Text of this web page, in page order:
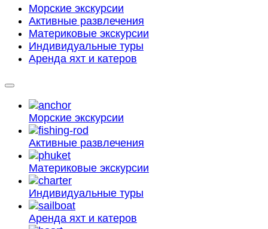
Морские экскурсии
Активные развлечения
Материковые экскурсии
Индивидуальные туры
Аренда яхт и катеров
Морские экскурсии
Активные развлечения
Материковые экскурсии
Индивидуальные туры
Аренда яхт и катеров